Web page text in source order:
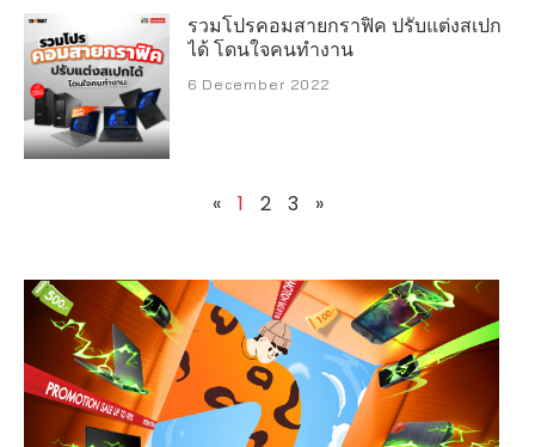
รวมโปรคอมสายกราฟิค ปรับแต่งสเปก
ได้ โดนใจคนทำงาน
6 December 2022
« 1 2 3 »